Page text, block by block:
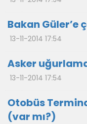
Bakan Güler’e
13-11-2014 17:54
Asker
13-11-2014 17:54
Otobüs
(var mı?)